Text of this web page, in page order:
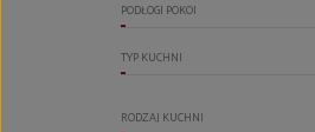
PODŁOGI POKOI
TYP KUCHNI
RODZAJ KUCHNI